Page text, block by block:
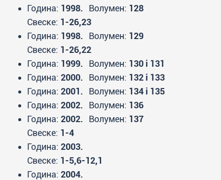
Година: 1998. Волумен: 128
Свеске: 1-26,23
Година: 1998. Волумен: 129
Свеске: 1-26,22
Година: 1999. Волумен: 130 i 131
Година: 2000. Волумен: 132 i 133
Година: 2001. Волумен: 134 i 135
Година: 2002. Волумен: 136
Година: 2002. Волумен: 137
Свеске: 1-4
Година: 2003.
Свеске: 1-5,6-12,1
Година: 2004.